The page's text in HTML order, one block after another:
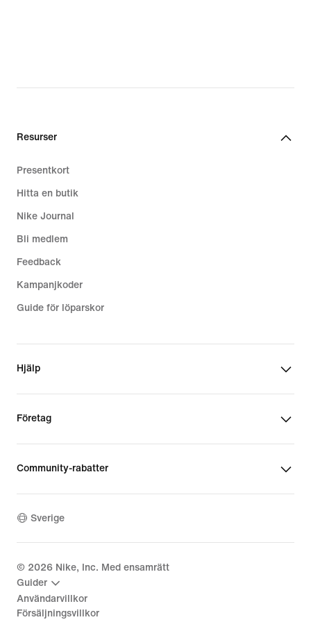
Resurser
Presentkort
Hitta en butik
Nike Journal
Bli medlem
Feedback
Kampanjkoder
Guide för löparskor
Hjälp
Företag
Community-rabatter
Sverige
© 2026 Nike, Inc. Med ensamrätt
Guider
Användarvillkor
Försäljningsvillkor